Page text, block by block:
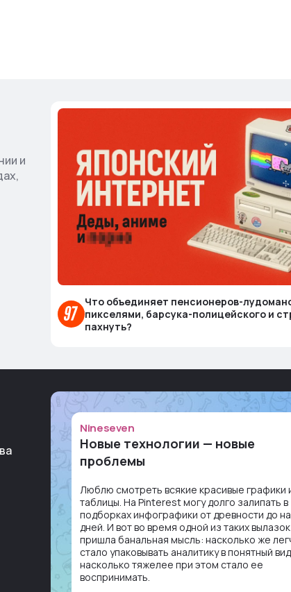
и
Что объединяет пенсионеров-
пикселями, барсука-полицейского и
пахнуть?
Nineseven
Новые технологии — новые
проблемы
Люблю смотреть всякие красивые графики
таблицы. На Pinterest могу долго залипать в
подборках инфографики от древности до
дней. И вот во время одной из таких вылазок
пришла банальная мысль: насколько же
стало упаковывать аналитику в понятный
насколько тяжелее при этом стало ее
воспринимать.